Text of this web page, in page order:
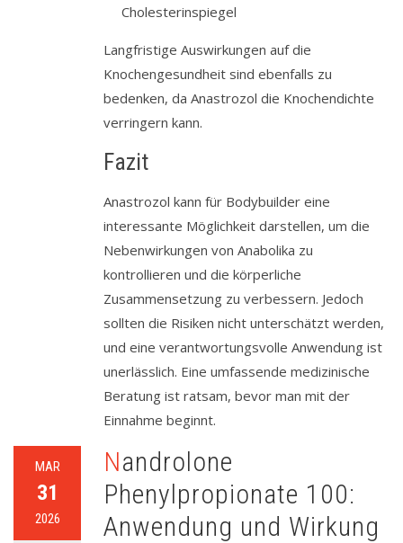
Cholesterinspiegel
Langfristige Auswirkungen auf die
Knochengesundheit sind ebenfalls zu
bedenken, da Anastrozol die Knochendichte
verringern kann.
Fazit
Anastrozol kann für Bodybuilder eine
interessante Möglichkeit darstellen, um die
Nebenwirkungen von Anabolika zu
kontrollieren und die körperliche
Zusammensetzung zu verbessern. Jedoch
sollten die Risiken nicht unterschätzt werden,
und eine verantwortungsvolle Anwendung ist
unerlässlich. Eine umfassende medizinische
Beratung ist ratsam, bevor man mit der
Einnahme beginnt.
MAR
31
2026
Nandrolone
Phenylpropionate 100:
Anwendung und Wirkung